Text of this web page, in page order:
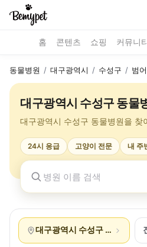
홈 콘텐츠 쇼핑 커뮤니
동물병원 / 대구광역시 / 수성구 / 범
대구광역시 수성구 동물
대구광역시 수성구 동물병원을 찾
24시 응급 고양이 전문 내 주
대구광역시 수성구 범어동